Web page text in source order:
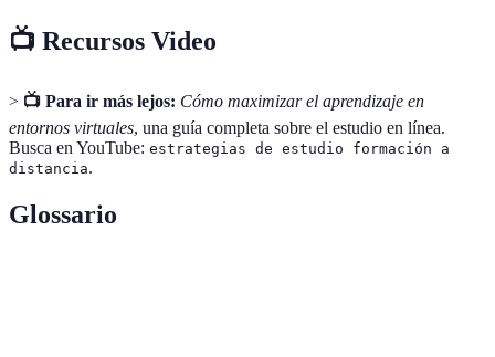
📺 Recursos Video
> 📺 Para ir más lejos: Cómo maximizar el aprendizaje en
entornos virtuales, una guía completa sobre el estudio en línea.
Busca en YouTube: estrategias de estudio formación a
distancia.
Glossario